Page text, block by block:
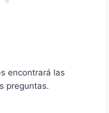
encontrará las
preguntas.